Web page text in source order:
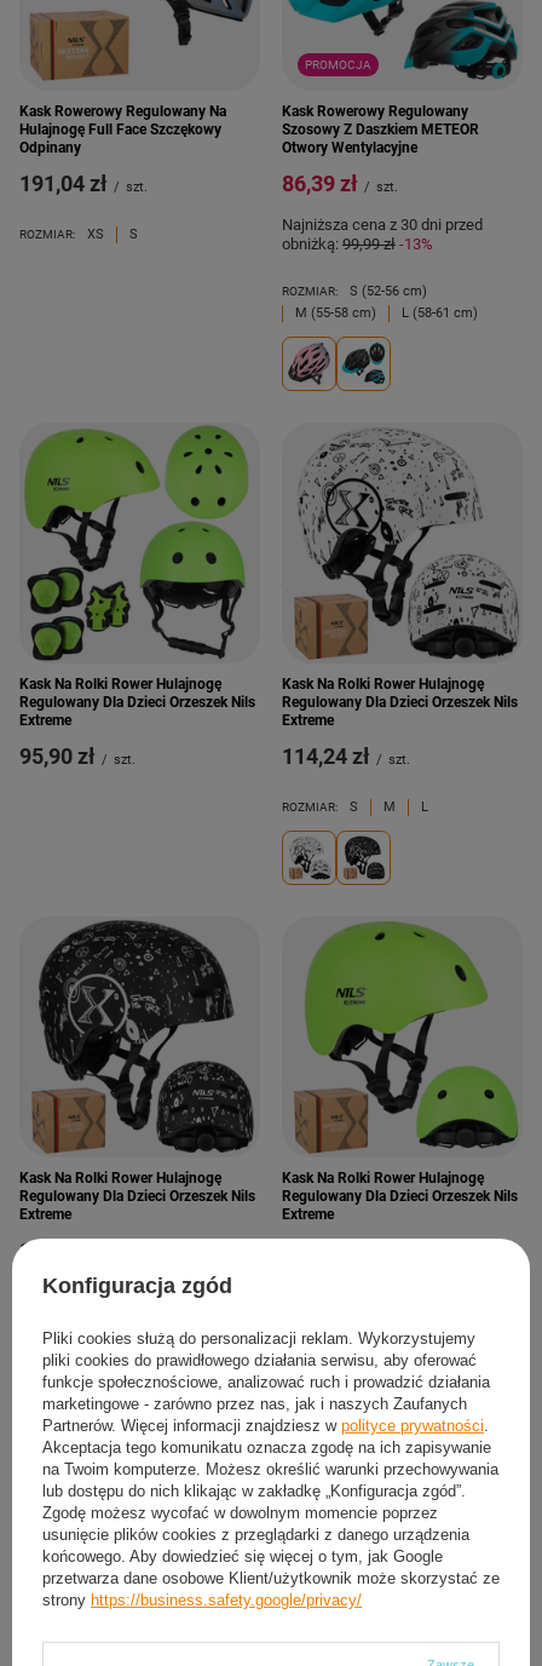
Kask Rowerowy Regulowany Na
Hulajnogę Full Face Szczękowy
Odpinany
191,04 zł / szt.
ROZMIAR: XS S
PROMOCJA
Kask Rowerowy Regulowany
Szosowy Z Daszkiem METEOR
Otwory Wentylacyjne
86,39 zł / szt.
Najniższa cena z 30 dni przed
obniżką: 99,99 zł -13%
ROZMIAR:
S (52-56 cm)
M (55-58 cm)
L (58-61 cm)
Kask Na Rolki Rower Hulajnogę
Regulowany Dla Dzieci Orzeszek Nils
Extreme
95,90 zł / szt.
Kask Na Rolki Rower Hulajnogę
Regulowany Dla Dzieci Orzeszek Nils
Extreme
114,24 zł / szt.
ROZMIAR: S M L
Kask Na Rolki Rower Hulajnogę
Regulowany Dla Dzieci Orzeszek Nils
Extreme
114,24 zł
XS L
Kask Na Rolki Rower Hulajnogę
Regulowany Dla Dzieci Orzeszek Nils
Extreme
Konfiguracja zgód
Pliki cookies służą do personalizacji reklam. Wykorzystujemy
pliki cookies do prawidłowego działania serwisu, aby oferować
funkcje społecznościowe, analizować ruch i prowadzić działania
marketingowe - zarówno przez nas, jak i naszych Zaufanych
Partnerów. Więcej informacji znajdziesz w polityce prywatności
Akceptacja tego komunikatu oznacza zgodę na ich zapisywanie
na Twoim komputerze. Możesz określić warunki przechowywania
lub dostępu do nich klikając w zakładkę „Konfiguracja zgód”.
Zgodę możesz wycofać w dowolnym momencie poprzez
usunięcie plików cookies z przeglądarki z danego urządzenia
końcowego. Aby dowiedzieć się więcej o tym, jak Google
przetwarza dane osobowe Klient/użytkownik może skorzystać ze
strony https://business.safety.google/privacy/